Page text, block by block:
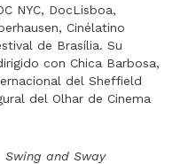
NYC, DocLisboa,
Cinélatino
de Brasília. Su
con Chica Barbosa,
del Sheffield
del Olhar de Cinema
Swing and Sway